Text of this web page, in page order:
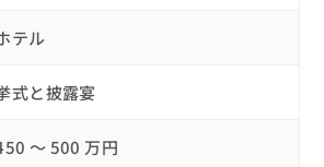
ました😂
お写真や映像に仕上げてくださいまし
テル
式と披露宴
〜 500 万円